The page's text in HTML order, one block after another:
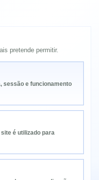
pretende permitir.
sessão e funcionamento
é utilizado para